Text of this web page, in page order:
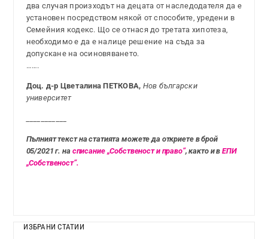
два случая произходът на децата от наследодателя да е
установен посредством някой от способите, уредени в
Семейния кодекс. Що се отнася до третата хипотеза,
необходимо е да е налице решение на съда за
допускане на осиновяването.
…….
Доц. д-р Цветалина ПЕТКОВА, Нов български
университет
Пълният текст на статията можете да откриете в брой
05/2021 г. на списание „Собственост и право”, както и вЕПИ
„Собственост”.
ИЗБРАНИ СТАТИИ